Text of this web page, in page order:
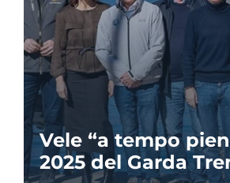
Vele “a tempo
2025 del Garda